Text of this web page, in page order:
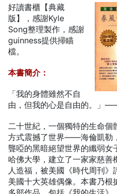
好讀書櫃【典藏
版】，感謝Kyle
Song整理製作，感謝
guinness提供掃瞄
檔。
本書簡介：
「我的身體雖然不自
由，但我的心是自由的。」
二十世紀，一個獨特的生命個
方式震撼了世界——海倫凱勒
聾啞的黑暗絕望世界的纖弱女
哈佛大學，建立了一家家慈善
人造福，被美國《時代周刊》
美國十大英雄偶像。本書乃根